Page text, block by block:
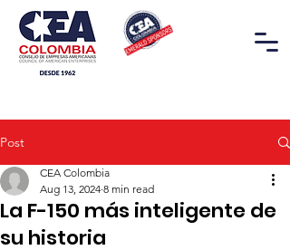
Post
La F-150 más inteligente de
su historia
CEA Colombia
Aug 13, 2024 8 min read